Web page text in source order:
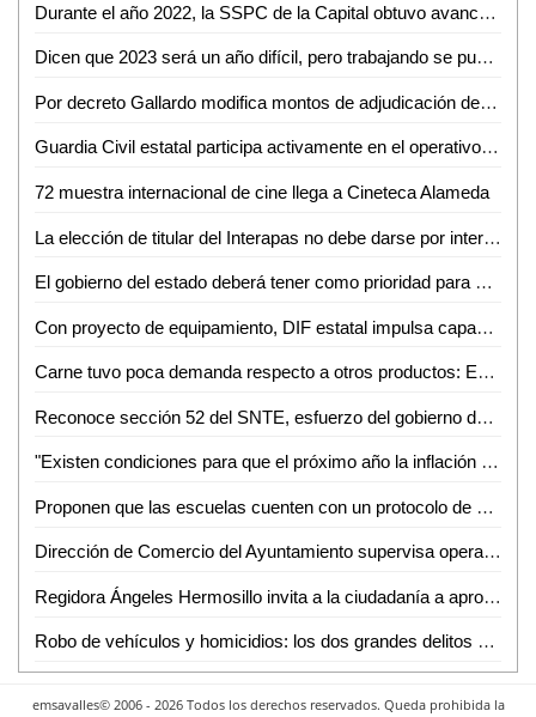
Durante el año 2022, la SSPC de la Capital obtuvo avances institucionales sin precedentes
Dicen que 2023 será un año difícil, pero trabajando se puede salir adelante: Eligio Escobar
Por decreto Gallardo modifica montos de adjudicación de Obras y contratos
Guardia Civil estatal participa activamente en el operativo coordinado "cohetón 2022"
72 muestra internacional de cine llega a Cineteca Alameda
La elección de titular del Interapas no debe darse por intereses políticos o compadrazgos: Dip. Dolores Eliza García Román
El gobierno del estado deberá tener como prioridad para el 2023, concluir las obras de vialidad para mejorar el tráfico vehicular
Con proyecto de equipamiento, DIF estatal impulsa capacidad de atención en ubr’s
Carne tuvo poca demanda respecto a otros productos: Emiliano Altamirano
Reconoce sección 52 del SNTE, esfuerzo del gobierno del cambio para cumplir con prestaciones del magisterio
"Existen condiciones para que el próximo año la inflación se desacelere": Maestro Juan Carlos Méndez Ferrer
Proponen que las escuelas cuenten con un protocolo de seguridad y protección escolar
Dirección de Comercio del Ayuntamiento supervisa operativo Cohetón, con cero tolerancia a quienes infrinjan el reglamento
Regidora Ángeles Hermosillo invita a la ciudadanía a aprovechar las últimas horas del Cuenta Nueva y Borrón
Robo de vehículos y homicidios: los dos grandes delitos con mayor incidencia en SLP durante este 2022
emsavalles© 2006 - 2026 Todos los derechos reservados. Queda prohibida la